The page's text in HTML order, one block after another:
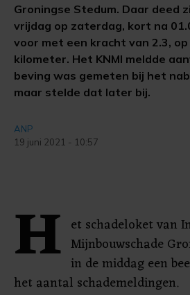
Groningse Stedum. Daar deed
vrijdag op zaterdag, kort na
voor met een kracht van 2.3,
kilometer. Het KNMI meldde
beving was gemeten bij het
maar stelde dat later bij.
ANP
19 juni 2021 - 10:57
H et schadeloket van
Mijnbouwschade
in de middag een
het aantal schademeldingen.